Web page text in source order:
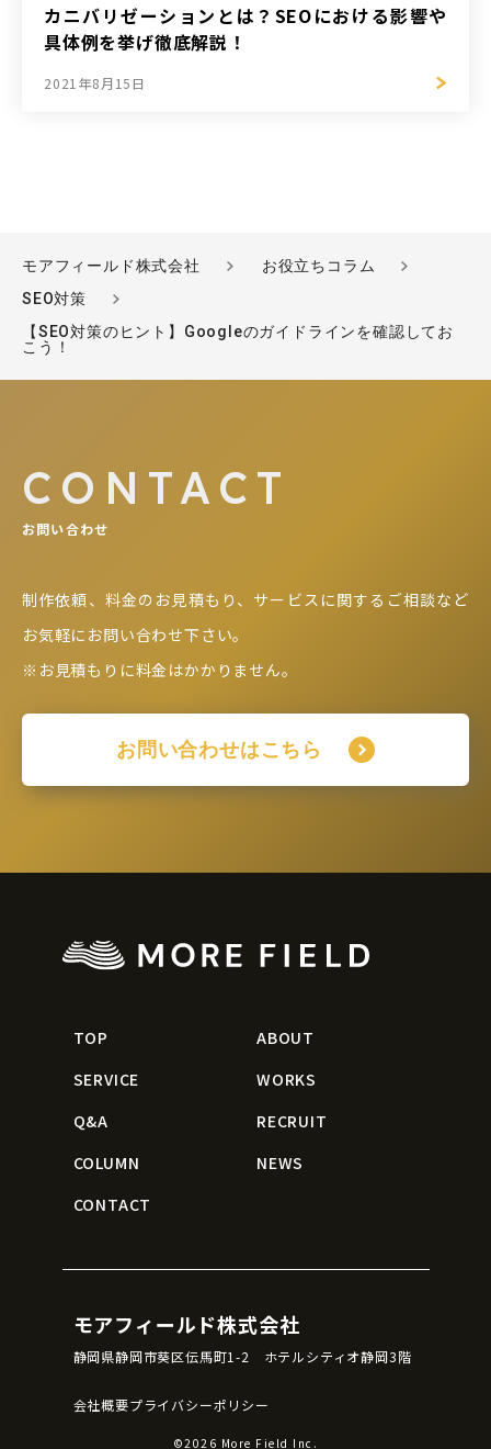
カニバリゼーションとは？SEOにおける影響や
具体例を挙げ徹底解説！
2021年8月15日
モアフィールド株式会社
お役立ちコラム
SEO対策
【SEO対策のヒント】Googleのガイドラインを確認してお
こう！
CONTACT
お問い合わせ
制作依頼、料金のお見積もり、サービスに関するご相談など
お気軽にお問い合わせ下さい。
※お見積もりに料金はかかりません。
お問い合わせはこちら
TOP
ABOUT
SERVICE
WORKS
Q&A
RECRUIT
COLUMN
NEWS
CONTACT
モアフィールド株式会社
静岡県静岡市葵区伝馬町1-2 ホテルシティオ静岡3階
会社概要プライバシーポリシー
©2026 More Field Inc.